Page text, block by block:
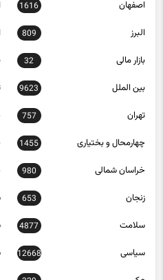
البرز 809
بازار مالی 32
بین الملل 9623
تهران 757
چهارمحال و بختیاری 1455
خراسان شمالی 980
زنجان 653
سلامت 4877
سیاسی 12668
عکس 329